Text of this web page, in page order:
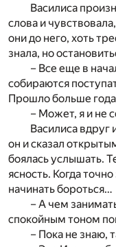
Василиса
слова и
они до него, хоть
знала, но
– Все еще в
собираются
Прошло больше
– Может, я и не
Василиса вдруг
он и сказал
боялась услышать.
ясность. Когда
начинать бороться…
– А чем
спокойным тоном
– Пока не знаю,